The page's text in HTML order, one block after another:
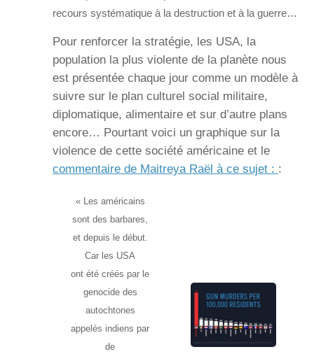
recours systématique à la destruction et à la guerre…
Pour renforcer la stratégie, les USA, la
population la plus violente de la planète nous
est présentée chaque jour comme un modèle à
suivre sur le plan culturel social militaire,
diplomatique, alimentaire et sur d’autre plans
encore… Pourtant voici un graphique sur la
violence de cette société américaine et le
commentaire de Maitreya Raël à ce sujet : :
« Les américains
sont des barbares,
et depuis le début.
Car les USA
ont été créés par le
genocide des
autochtones
appelés indiens par
de